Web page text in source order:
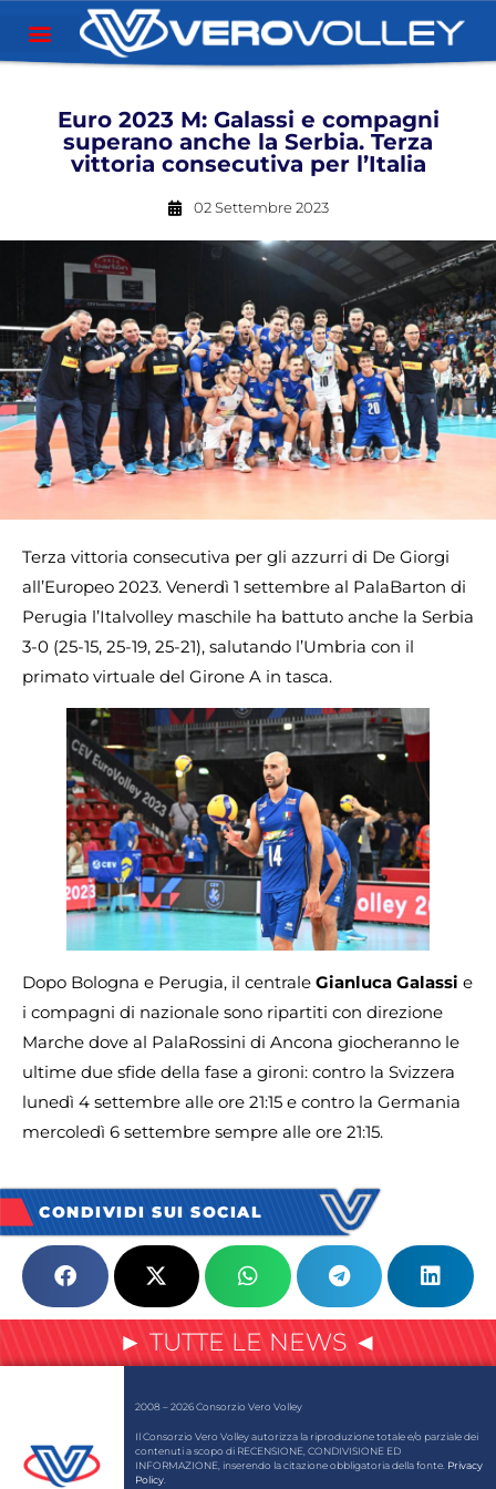
Euro 2023 M: Galassi e compagni
superano anche la Serbia. Terza
vittoria consecutiva per l’Italia
02 Settembre 2023
Terza vittoria consecutiva per gli azzurri di De Giorgi
all’Europeo 2023. Venerdì 1 settembre al PalaBarton di
Perugia l’Italvolley maschile ha battuto anche la Serbia
3-0 (25-15, 25-19, 25-21), salutando l’Umbria con il
primato virtuale del Girone A in tasca.
Dopo Bologna e Perugia, il centrale Gianluca Galassi e
i compagni di nazionale sono ripartiti con direzione
Marche dove al PalaRossini di Ancona giocheranno le
ultime due sfide della fase a gironi: contro la Svizzera
lunedì 4 settembre alle ore 21:15 e contro la Germania
mercoledì 6 settembre sempre alle ore 21:15.
CONDIVIDI SUI SOCIAL
► TUTTE LE NEWS ◄
2008 – 2026 Consorzio Vero Volley
Il Consorzio Vero Volley autorizza la riproduzione totale e/o parziale dei
contenuti a scopo di RECENSIONE, CONDIVISIONE ED
INFORMAZIONE, inserendo la citazione obbligatoria della fonte. Privacy
Policy.